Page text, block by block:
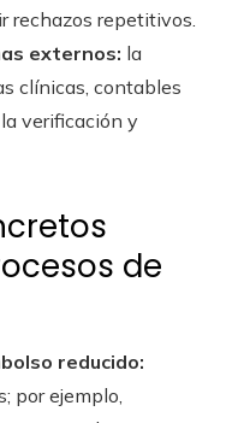
rechazos repetitivos.
externos: la
clínicas, contables
verificación y
de
reducido:
por ejemplo,